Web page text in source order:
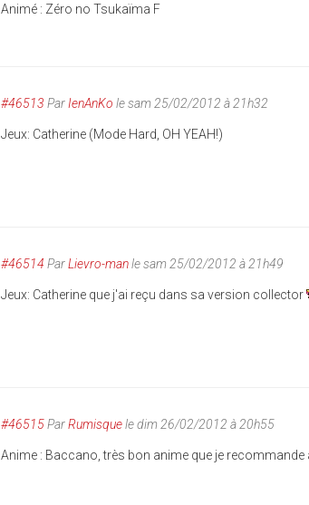
Animé : Zéro no Tsukaïma F
#46513 Par IenAnKo le sam 25/02/2012 à 21h32
Jeux: Catherine (Mode Hard, OH YEAH!)
#46514 ParLievro-manle sam 25/02/2012 à 21h49
Jeux: Catherine que j'ai reçu dans sa version collector
#46515ParRumisquele dim 26/02/2012 à 20h55
Anime : Baccano, très bon anime que je recommande